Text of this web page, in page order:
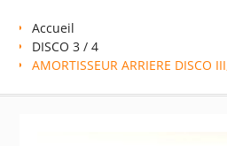
Accueil
DISCO 3 / 4
AMORTISSEUR ARRIERE DISCO